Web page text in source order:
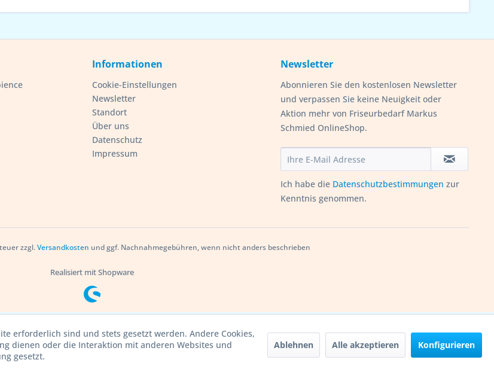
Informationen
Cookie-Einstellungen
Newsletter
Standort
Über uns
Datenschutz
Impressum
Newsletter
Abonnieren Sie den kostenlosen Newsletter
und verpassen Sie keine Neuigkeit oder
Aktion mehr von Friseurbedarf Markus
Schmied OnlineShop.
Ich habe die Datenschutzbestimmungen zur
Kenntnis genommen.
zzgl.Versandkosten und ggf. Nachnahmegebühren, wenn nicht anders beschrieben
Realisiert mit Shopware
erforderlich sind und stets gesetzt werden. Andere Cookies,
dienen oder die Interaktion mit anderen Websites und
gesetzt.
Ablehnen Alle akzeptieren Konfigurieren